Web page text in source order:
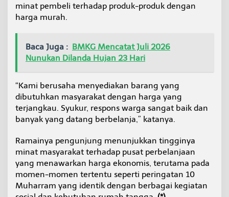
minat pembeli terhadap produk-produk dengan
harga murah.
Baca Juga : BMKG Mencatat Juli 2026
Nunukan Dilanda Hujan 23 Hari
“Kami berusaha menyediakan barang yang
dibutuhkan masyarakat dengan harga yang
terjangkau. Syukur, respons warga sangat baik dan
banyak yang datang berbelanja,” katanya.
Ramainya pengunjung menunjukkan tingginya
minat masyarakat terhadap pusat perbelanjaan
yang menawarkan harga ekonomis, terutama pada
momen-momen tertentu seperti peringatan 10
Muharram yang identik dengan berbagai kegiatan